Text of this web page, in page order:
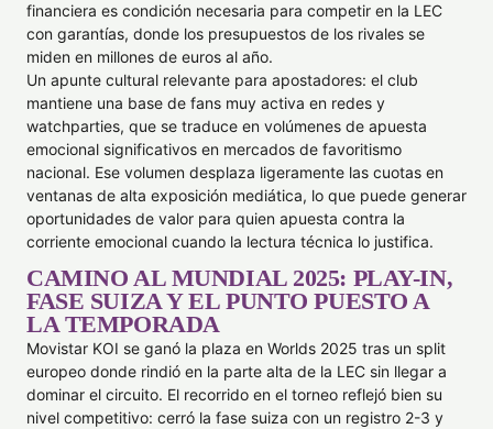
financiera es condición necesaria para competir en la LEC
con garantías, donde los presupuestos de los rivales se
miden en millones de euros al año.
Un apunte cultural relevante para apostadores: el club
mantiene una base de fans muy activa en redes y
watchparties, que se traduce en volúmenes de apuesta
emocional significativos en mercados de favoritismo
nacional. Ese volumen desplaza ligeramente las cuotas en
ventanas de alta exposición mediática, lo que puede generar
oportunidades de valor para quien apuesta contra la
corriente emocional cuando la lectura técnica lo justifica.
CAMINO AL MUNDIAL 2025: PLAY-IN,
FASE SUIZA Y EL PUNTO PUESTO A
LA TEMPORADA
Movistar KOI se ganó la plaza en Worlds 2025 tras un split
europeo donde rindió en la parte alta de la LEC sin llegar a
dominar el circuito. El recorrido en el torneo reflejó bien su
nivel competitivo: cerró la fase suiza con un registro 2-3 y